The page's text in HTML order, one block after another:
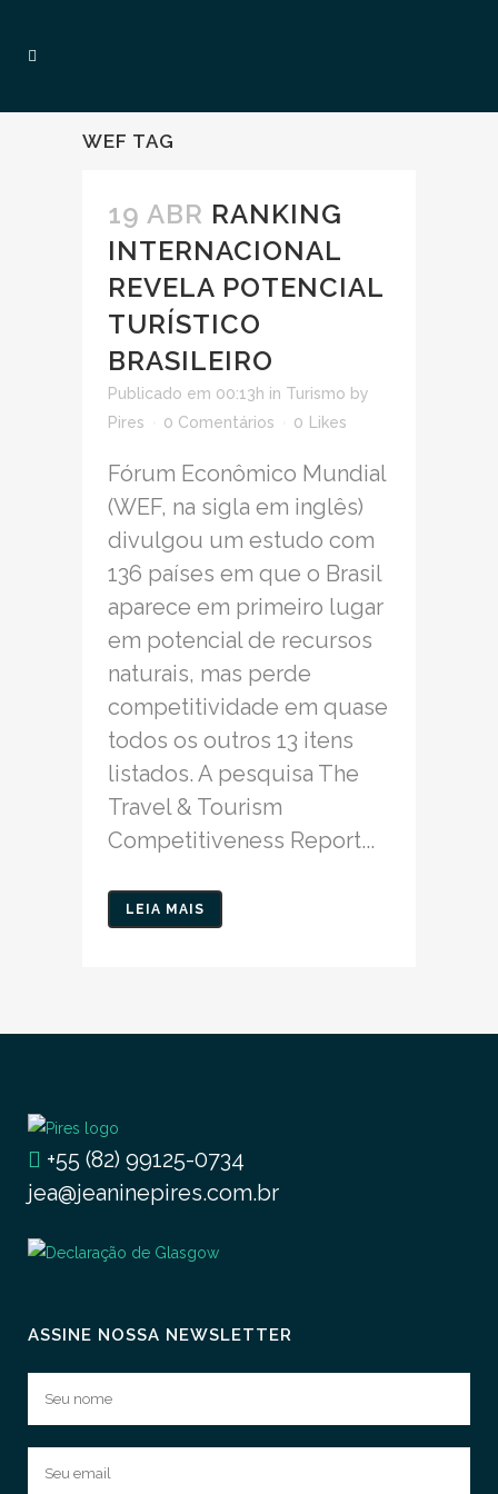
WEF TAG
19 ABR RANKING
INTERNACIONAL
REVELA POTENCIAL
TURÍSTICO
BRASILEIRO
Publicado em 00:13h in Turismo by
Pires
0 Comentários 0 Likes
Fórum Econômico Mundial
(WEF, na sigla em inglês)
divulgou um estudo com
136 países em que o Brasil
aparece em primeiro lugar
em potencial de recursos
naturais, mas perde
competitividade em quase
todos os outros 13 itens
listados. A pesquisa The
Travel & Tourism
Competitiveness Report...
LEIA MAIS
+55 (82) 99125-0734
jea@jeaninepires.com.br
ASSINE NOSSA NEWSLETTER